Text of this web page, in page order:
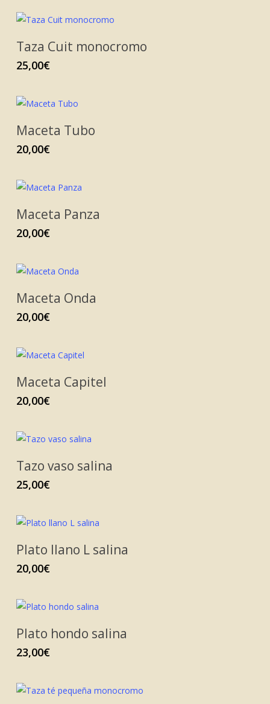
Taza Cuit monocromo
25,00€
Maceta Tubo
20,00€
Maceta Panza
20,00€
Maceta Onda
20,00€
Maceta Capitel
20,00€
Tazo vaso salina
25,00€
Plato llano L salina
20,00€
Plato hondo salina
23,00€